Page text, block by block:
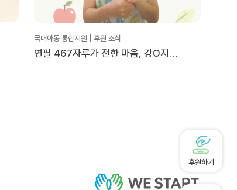
국내아동 통합지원 | 후원 소식
연필 467자루가 전한 마음, 강O지
후원하기